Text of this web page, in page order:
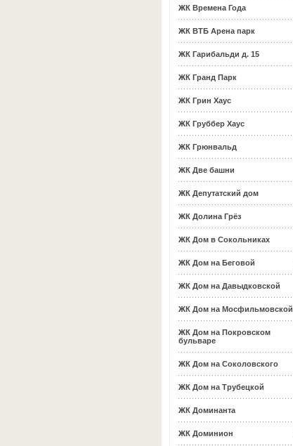
ЖК Времена Года
ЖК ВТБ Арена парк
ЖК Гарибальди д. 15
ЖК Гранд Парк
ЖК Грин Хаус
ЖК Груббер Хаус
ЖК Грюнвальд
ЖК Две башни
ЖК Депутатский дом
ЖК Долина Грёз
ЖК Дом в Сокольниках
ЖК Дом на Беговой
ЖК Дом на Давыдковской
ЖК Дом на Мосфильмовской
ЖК Дом на Покровском
бульваре
ЖК Дом на Соколовского
ЖК Дом на Трубецкой
ЖК Доминанта
ЖК Доминион